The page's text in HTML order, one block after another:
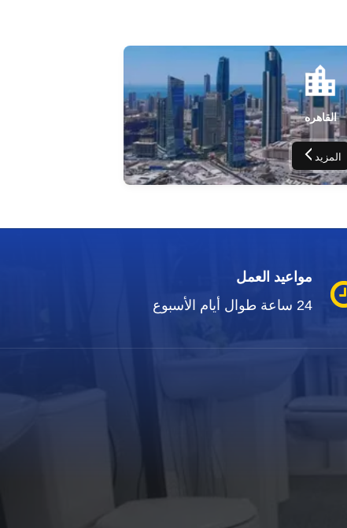
القاهره
المزيد
مواعيد العمل
24 ساعة طوال أيام الأسبوع